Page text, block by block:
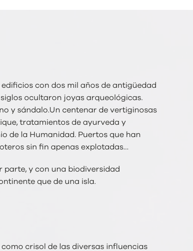
con dos mil años de antigüedad
ocultaron joyas arqueológicas.
y sándalo.Un centenar de vertiginosas
tratamientos de ayurveda y
de la Humanidad. Puertos que han
sin fin apenas explotadas…
parte, y con una biodiversidad
que de una isla.
crisol de las diversas influencias